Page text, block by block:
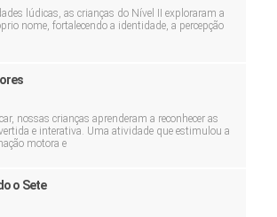
lúdicas, as crianças do Nível II exploraram a
nome, fortalecendo a identidade, a percepção
nossas crianças aprenderam a reconhecer as
e interativa. Uma atividade que estimulou a
motora e
o Sete